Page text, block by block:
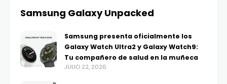
Samsung Galaxy Unpacked
Samsung presenta oficialmente los
Galaxy Watch Ultra2 y Galaxy Watch9:
Tu compañero de salud en la muñeca
JULIO 22, 2026